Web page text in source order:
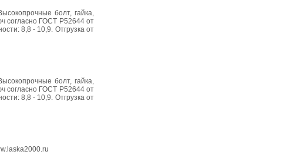
болт, гайка,
согласно ГОСТ Р52644 от
8,8 - 10,9. Отгрузка от
болт, гайка,
согласно ГОСТ Р52644 от
8,8 - 10,9. Отгрузка от